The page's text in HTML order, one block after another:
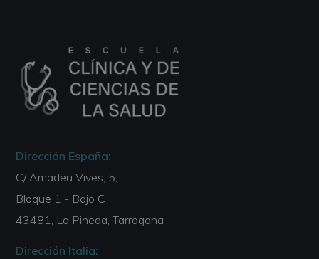
Dirección España:
C/ Amadeu Vives, 5,
Bloque 1 - Bajo C
43481, La Pineda, Tarragona
Dirección Italia: